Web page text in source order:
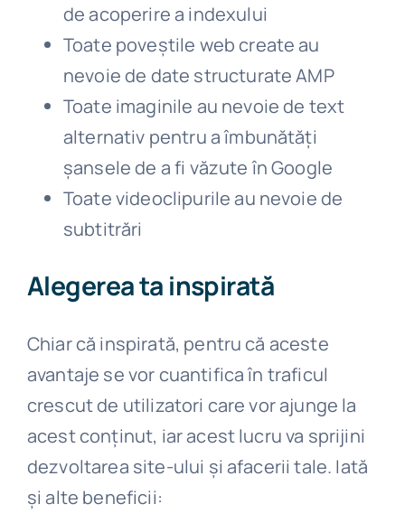
de acoperire a indexului
Toate poveștile web create au
nevoie de date structurate AMP
Toate imaginile au nevoie de text
alternativ pentru a îmbunătăți
șansele de a fi văzute în Google
Toate videoclipurile au nevoie de
subtitrări
Alegerea ta inspirată
Chiar că inspirată, pentru că aceste
avantaje se vor cuantifica în traficul
crescut de utilizatori care vor ajunge la
acest conținut, iar acest lucru va sprijini
dezvoltarea site-ului și afacerii tale. Iată
și alte beneficii: